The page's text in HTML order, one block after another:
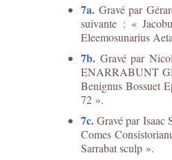
7a. Gravé par
suivante : «
Eleemosunarius
7b. Gravé par
ENARRABUNT
Benignus Bossuet
72 ».
7c.Gravé par Isaac
Comes
Sarrabat sculp ».